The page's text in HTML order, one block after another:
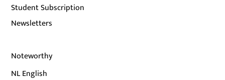
Student Subscription
Newsletters
Noteworthy
NL English